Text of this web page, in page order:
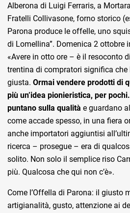
Alberona di Luigi Ferraris, a
Fratelli Collivasone, forno storico
Parona produce le offelle, uno
di Lomellina”. Domenica 2 ottobre
«Avere in otto ore – è il resoconto
trentina di compratori significa che
giusta. Ormai vendere prodotti di
più un’idea pionieristica, per
puntano sulla qualità e guardano
come accade spesso, in una fiera
anche importatori aggiuntisi
ricerca – prosegue – era di
solito. Non solo il semplice riso
più. Qualcosa che qui non c’è».
Come l’Offella di Parona: il giusto
artigianalità, gusto, attenzione ai